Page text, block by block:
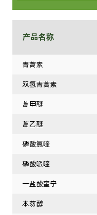
产品名称
青蒿素
双氢青蒿素
蒿甲醚
蒿乙醚
磷酸氯喹
磷酸哌喹
一盐酸奎宁
本芴醇